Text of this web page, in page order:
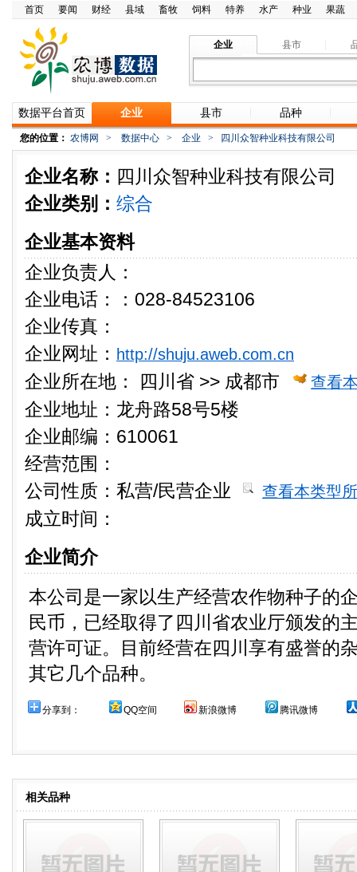
首页 要闻 财经 县域 畜牧 饲料 特养 水产 种业 果蔬
企业 县市
数据平台首页 企业 县市 品种
您的位置： 农博网 > 数据中心 > 企业 > 四川众智种业科技有限公司
企业名称： 四川众智种业科技有限公司
企业类别： 综合
企业基本资料
企业负责人：
企业电话：：028-84523106
企业传真：
企业网址： http://shuju.aweb.com.cn
企业所在地： 四川省 >> 成都市 查看
企业地址：龙舟路58号5楼
企业邮编：610061
经营范围：
公司性质： 私营/民营企业 查看本类型
成立时间：
企业简介
本公司是一家以生产经营农作物种子的
民币，已经取得了四川省农业厅颁发的
营许可证。目前经营在四川享有盛誉的
其它几个品种。
分享到： QQ空间 新浪微博 腾讯微博
相关品种